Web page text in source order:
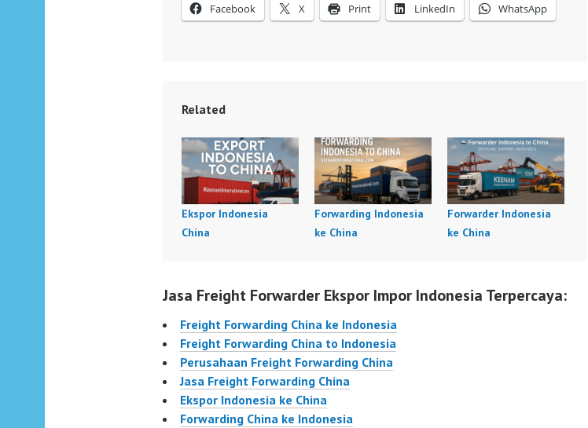
Facebook X Print LinkedIn WhatsApp
Related
Ekspor Indonesia
China
Forwarding Indonesia
ke China
Forwarder Indonesia
ke China
Jasa Freight Forwarder Ekspor Impor Indonesia Terpercaya:
Freight Forwarding China ke Indonesia
Freight Forwarding China to Indonesia
Perusahaan Freight Forwarding China
Jasa Freight Forwarding China
Ekspor Indonesia ke China
Forwarding China ke Indonesia